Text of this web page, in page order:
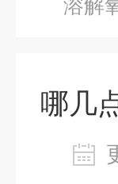
溶解
哪几